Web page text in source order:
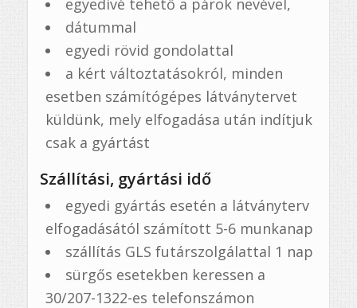
egyedivé tehető a párok nevével,
dátummal
egyedi rövid gondolattal
a kért változtatásokról, minden
esetben számítógépes látványtervet
küldünk, mely elfogadása után indítjuk
csak a gyártást
Szállítási, gyártási idő
egyedi gyártás esetén a látványterv
elfogadásától számított 5-6 munkanap
szállítás GLS futárszolgálattal 1 nap
sürgős esetekben keressen a
30/207-1322-es telefonszámon